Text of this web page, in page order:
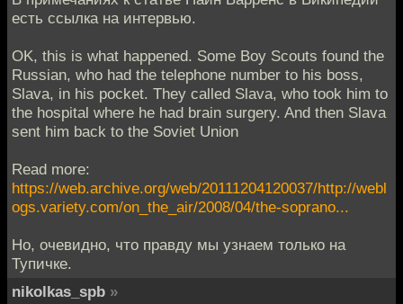
есть ссылка на интервью.
OK, this is what happened. Some Boy Scouts found the
Russian, who had the telephone number to his boss,
Slava, in his pocket. They called Slava, who took him to
the hospital where he had brain surgery. And then Slava
sent him back to the Soviet Union
Read more:
https://web.archive.org/web/20111204120037/http://webl
ogs.variety.com/on_the_air/2008/04/the-soprano...
Но, очевидно, что правду мы узнаем только на
Тупичке.
nikolkas_spb »